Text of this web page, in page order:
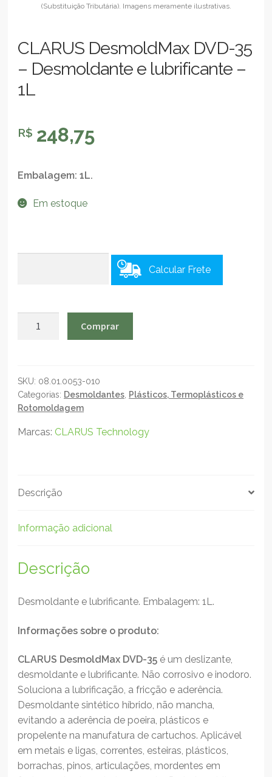
CLARUS DesmoldMax DVD-35
– Desmoldante e lubrificante –
1L
R$ 248,75
Embalagem: 1L.
Em estoque
Calcular Frete
-
Desmoldante
e
lubrificante
Comprar
SKU: 08.01.0053-010
Categorias: Desmoldantes Plásticos, Termoplásticos e
Rotomoldagem
Marcas: CLARUS Technology
Descrição
Informação adicional
Descrição
Desmoldante e lubrificante. Embalagem: 1L.
Informações sobre o produto:
CLARUS DesmoldMax DVD-35 é um deslizante,
desmoldante e lubrificante. Não corrosivo e inodoro.
Soluciona a lubrificação, a fricção e aderência.
Desmoldante sintético híbrido, não mancha,
evitando a aderência de poeira, plásticos e
propelente na manufatura de cartuchos. Aplicável
em metais e ligas, correntes, esteiras, plásticos,
borrachas, pinos, articulações, mordentes em